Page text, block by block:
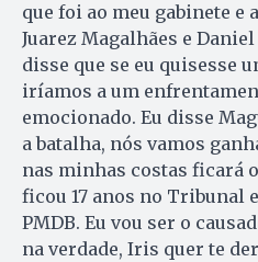
que foi ao meu gabinete e
Juarez Magalhães e
disse que se eu quisesse
iríamos a um
emocionado. Eu disse
a batalha, nós vamos
nas minhas costas ficará
ficou 17 anos no Tribunal
PMDB. Eu vou ser o
na verdade, Iris quer te